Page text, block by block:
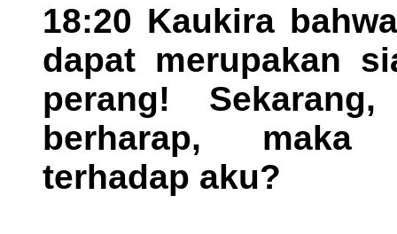
18:20 Kaukira
dapat merupakan
perang!
berharap, maka
terhadap aku?